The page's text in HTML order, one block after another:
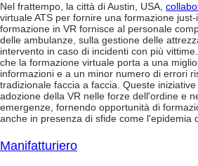
Nel frattempo, la città di Austin, USA,
virtuale ATS per fornire una formazione
formazione in VR fornisce al personale
delle ambulanze, sulla gestione delle
intervento in caso di incidenti con più
che la formazione virtuale porta a una
informazioni e a un minor numero di errori
tradizionale faccia a faccia. Queste
adozione della VR nelle forze dell'ordine e
emergenze, fornendo opportunità di
anche in presenza di sfide come l'epidemia
Manifatturiero